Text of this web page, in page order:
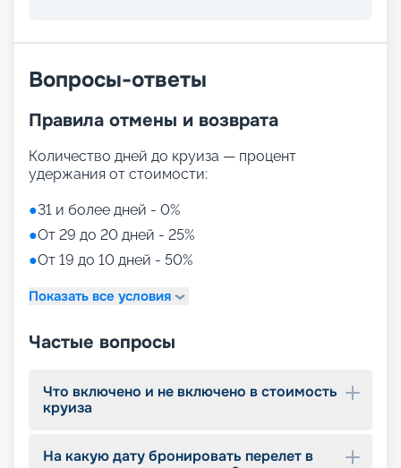
Вопросы-ответы
Правила отмены и возврата
Количество дней до круиза — процент
удержания от стоимости:
●31 и более дней - 0%
●От 29 до 20 дней - 25%
●От 19 до 10 дней - 50%
Показать все условия
Частые вопросы
Что включено и не включено в стоимость
круиза
На какую дату бронировать перелет в